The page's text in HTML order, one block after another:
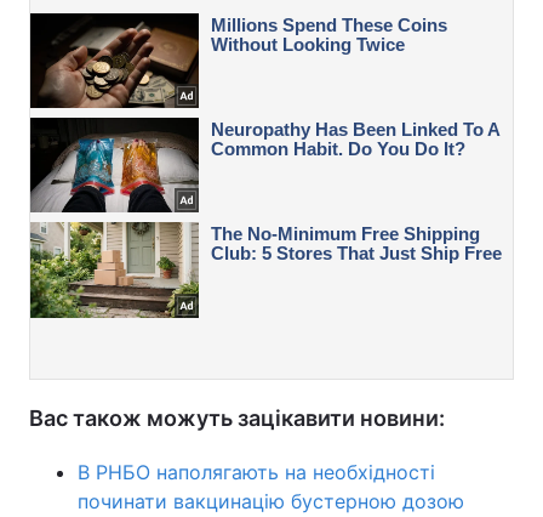
Вас також можуть зацікавити новини:
В РНБО наполягають на необхідності
починати вакцинацію бустерною дозою